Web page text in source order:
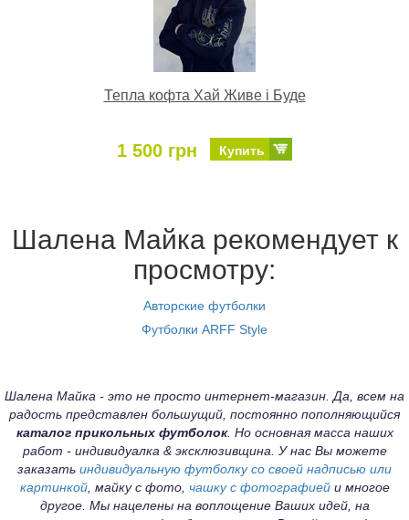
Тепла кофта Хай Живе і Буде
1 500 грн Купить
Шалена Майка рекомендует к
просмотру:
Авторские футболки
Футболки ARFF Style
Шалена Майка - это не просто интернет-магазин. Да, всем на
радость представлен большущий, постоянно пополняющийся
каталог прикольных футболок. Но основная масса наших
работ - индивидуалка & эксклюзивщина. У нас Вы можете
заказать индивидуальную футболку со своей надписью или
картинкой, майку с фото, чашку с фотографиейи многое
другое. Мы нацелены на воплощение Ваших идей, на